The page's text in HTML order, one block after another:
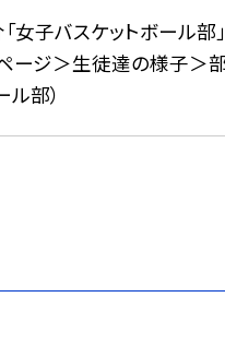
女子バスケットボール部
ページ＞生徒達の様子＞
ル部）